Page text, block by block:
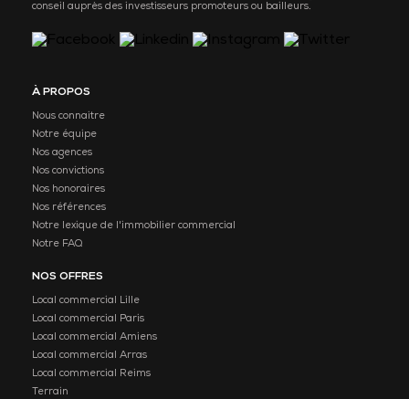
conseil auprès des investisseurs promoteurs ou bailleurs.
À PROPOS
Nous connaitre
Notre équipe
Nos agences
Nos convictions
Nos honoraires
Nos références
Notre lexique de l'immobilier commercial
Notre FAQ
NOS OFFRES
Local commercial Lille
Local commercial Paris
Local commercial Amiens
Local commercial Arras
Local commercial Reims
Terrain